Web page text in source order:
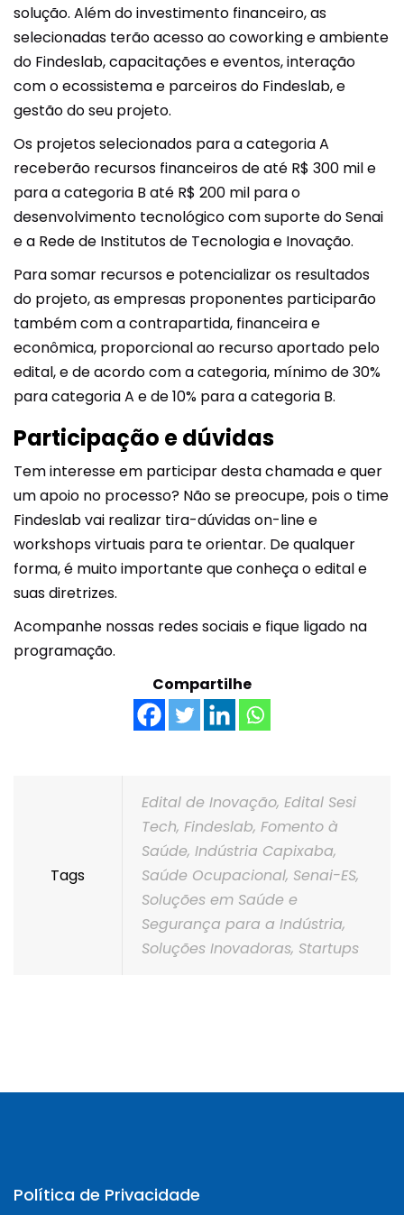
solução. Além do investimento financeiro, as
selecionadas terão acesso ao coworking e ambiente
do Findeslab, capacitações e eventos, interação
com o ecossistema e parceiros do Findeslab, e
gestão do seu projeto.
Os projetos selecionados para a categoria A
receberão recursos financeiros de até R$ 300 mil e
para a categoria B até R$ 200 mil para o
desenvolvimento tecnológico com suporte do Senai
e a Rede de Institutos de Tecnologia e Inovação.
Para somar recursos e potencializar os resultados
do projeto, as empresas proponentes participarão
também com a contrapartida, financeira e
econômica, proporcional ao recurso aportado pelo
edital, e de acordo com a categoria, mínimo de 30%
para categoria A e de 10% para a categoria B.
Participação e dúvidas
Tem interesse em participar desta chamada e quer
um apoio no processo? Não se preocupe, pois o time
Findeslab vai realizar tira-dúvidas on-line e
workshops virtuais para te orientar. De qualquer
forma, é muito importante que conheça o edital e
suas diretrizes.
Acompanhe nossas redes sociais e fique ligado na
programação.
Compartilhe
Tags
Edital de Inovação, Edital Sesi
Tech, Findeslab, Fomento à
Saúde, Indústria Capixaba,
Saúde Ocupacional, Senai-ES,
Soluções em Saúde e
Segurança para a Indústria,
Soluções Inovadoras, Startups
Política de Privacidade